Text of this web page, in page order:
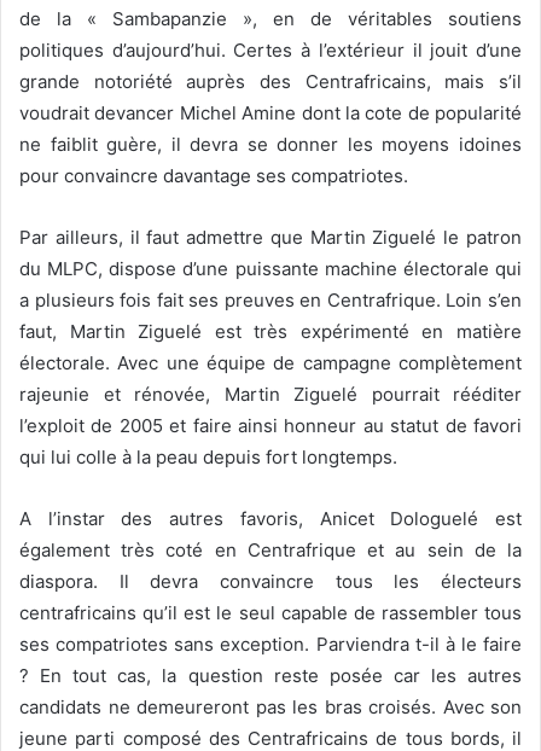
de la « Sambapanzie », en de véritables soutiens
politiques d’aujourd’hui. Certes à l’extérieur il jouit d’une
grande notoriété auprès des Centrafricains, mais s’il
voudrait devancer Michel Amine dont la cote de popularité
ne faiblit guère, il devra se donner les moyens idoines
pour convaincre davantage ses compatriotes.
Par ailleurs, il faut admettre que Martin Ziguelé le patron
du MLPC, dispose d’une puissante machine électorale qui
a plusieurs fois fait ses preuves en Centrafrique. Loin s’en
faut, Martin Ziguelé est très expérimenté en matière
électorale. Avec une équipe de campagne complètement
rajeunie et rénovée, Martin Ziguelé pourrait rééditer
l’exploit de 2005 et faire ainsi honneur au statut de favori
qui lui colle à la peau depuis fort longtemps.
A l’instar des autres favoris, Anicet Dologuelé est
également très coté en Centrafrique et au sein de la
diaspora. Il devra convaincre tous les électeurs
centrafricains qu’il est le seul capable de rassembler tous
ses compatriotes sans exception. Parviendra t-il à le faire
? En tout cas, la question reste posée car les autres
candidats ne demeureront pas les bras croisés. Avec son
jeune parti composé des Centrafricains de tous bords, il